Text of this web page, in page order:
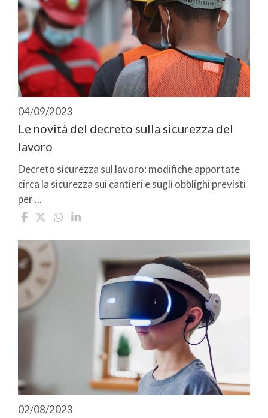
04/09/2023
Le novità del decreto sulla sicurezza del
lavoro
Decreto sicurezza sul lavoro: modifiche apportate
circa la sicurezza sui cantieri e sugli obblighi previsti
per ...
02/08/2023